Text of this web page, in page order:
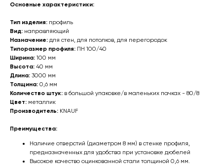
Основные характеристики:
Тип изделия: профиль
Вид: направляющий
Назначение: для стен, для потолков, для перегородок
Типоразмер профиля: ПН 100/40
Ширина: 100 мм
Высота: 40 мм
Длина: 3000 мм
Толщина: 0,6 мм
Количество штук: в большой упаковке/в маленьких пачках - 80/8
Цвет: металлик
Производитель: KNAUF
Преимущества:
Наличие отверстий (диаметром 8 мм) в стенке профиля,
предназначенных для удобства при установке дюбелей
Высокое качество оцинкованной стали толщиной 0,6 мм.